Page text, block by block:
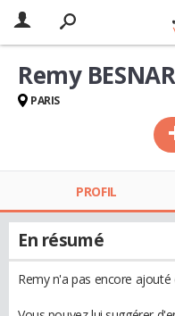
Remy
PARIS
PROFIL
En résumé
Remy n'a pas encore